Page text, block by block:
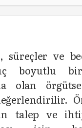
süreçler ve
boyutlu bir
olan
talep ve